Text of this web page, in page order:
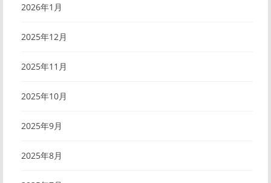
2026年1月
2025年12月
2025年11月
2025年10月
2025年9月
2025年8月